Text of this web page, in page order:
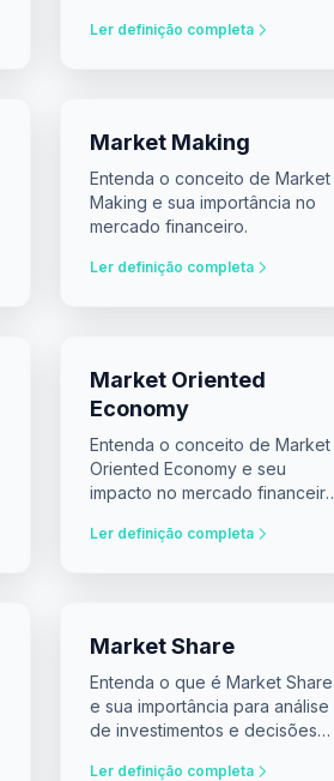
Ler definição completa
Market Making
Entenda o conceito de Market
Making e sua importância no
mercado financeiro.
Ler definição completa
Market Oriented
Economy
Entenda o conceito de Market
Oriented Economy e seu
impacto no mercado
investimentos.
Ler definição completa
Market Share
Entenda o que é Market Share
e sua importância para análise
de investimentos e decisões
Ler definição completa